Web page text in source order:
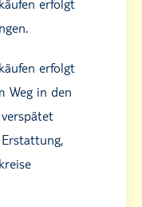
erfolgt
erfolgt
Weg in den